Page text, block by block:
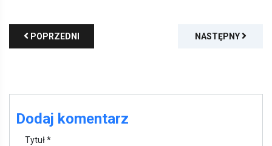
POPRZEDNI NASTĘPNY
Dodaj komentarz
Tytuł *